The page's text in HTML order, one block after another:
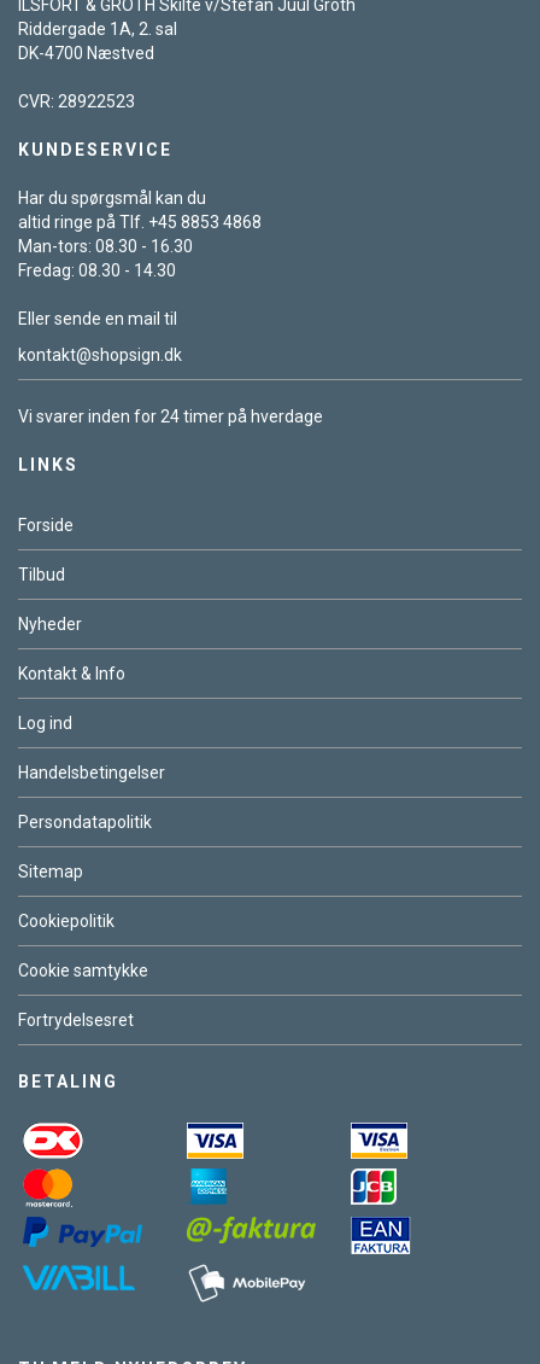
ILSFORT & GROTH Skilte v/Stefan Juul Groth
Riddergade 1A, 2. sal
DK-4700 Næstved
CVR: 28922523
KUNDESERVICE
Har du spørgsmål kan du
altid ringe på Tlf. +45 8853 4868
Man-tors: 08.30 - 16.30
Fredag: 08.30 - 14.30
Eller sende en mail til
kontakt@shopsign.dk
Vi svarer inden for 24 timer på hverdage
LINKS
Forside
Tilbud
Nyheder
Kontakt & Info
Log ind
Handelsbetingelser
Persondatapolitik
Sitemap
Cookiepolitik
Cookie samtykke
Fortrydelsesret
BETALING